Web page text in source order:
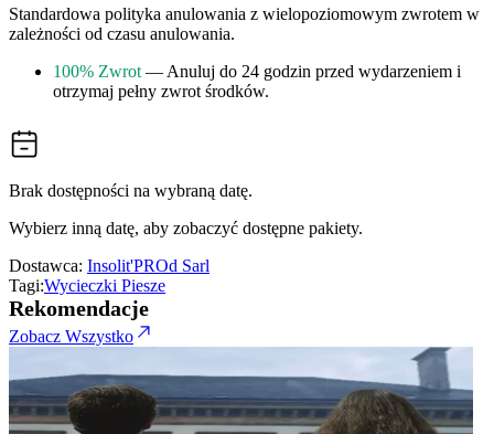
Standardowa polityka anulowania z wielopoziomowym zwrotem w
zależności od czasu anulowania.
100% Zwrot — Anuluj do 24 godzin przed wydarzeniem i
otrzymaj pełny zwrot środków.
Brak dostępności na wybraną datę.
Wybierz inną datę, aby zobaczyć dostępne pakiety.
Dostawca: Insolit'PROd Sarl
Tagi:Wycieczki Piesze
Rekomendacje
Zobacz Wszystko